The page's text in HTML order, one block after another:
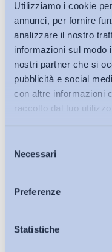
Utilizziamo i cookie
annunci, per fornire
analizzare il nostro
informazioni sul modo
nostri partner che si
pubblicità e social
con altre informazioni
raccolto dal tuo
delNecessari
Preferenze
Statistiche
Bollettini ADAPT
Articoli
Osservatori
Ho letto e Accetto il